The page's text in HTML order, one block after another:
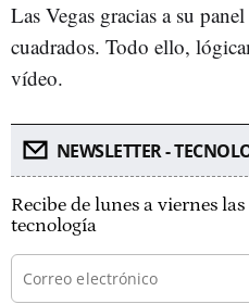
Las Vegas gracias a su
cuadrados. Todo ello,
vídeo.
NEWSLETTER -
Recibe de lunes a viernes
tecnología